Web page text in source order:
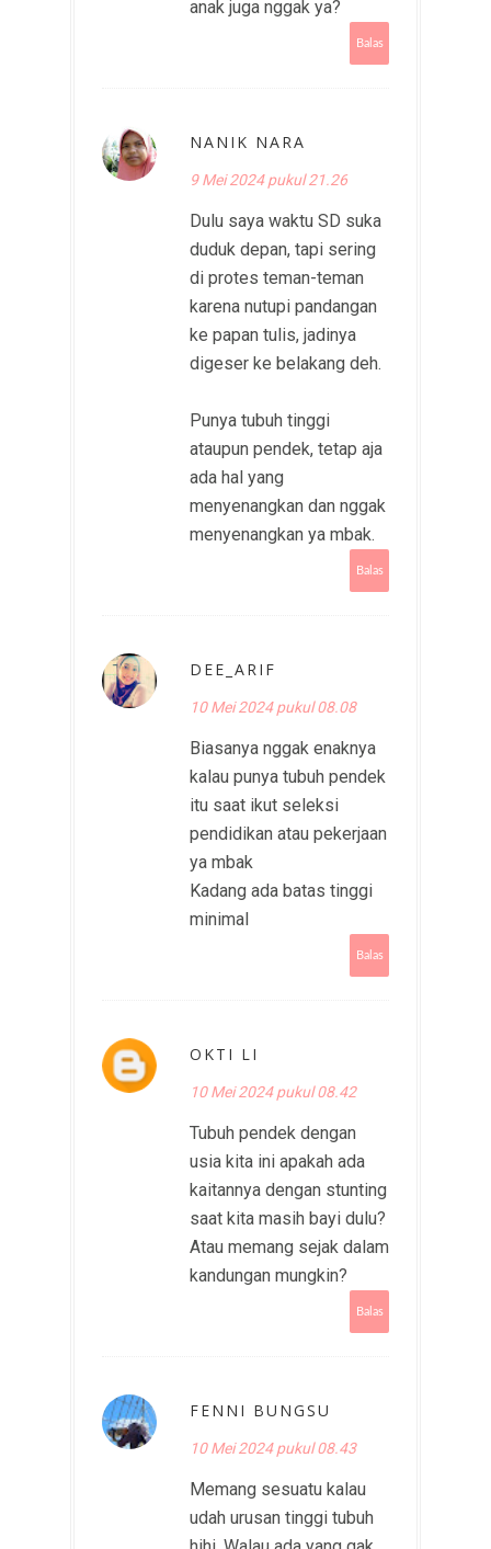
anak juga nggak ya?
Balas
NANIK NARA
9 Mei 2024 pukul 21.26
Dulu saya waktu SD suka
duduk depan, tapi sering
di protes teman-teman
karena nutupi pandangan
ke papan tulis, jadinya
digeser ke belakang deh.
Punya tubuh tinggi
ataupun pendek, tetap aja
ada hal yang
menyenangkan dan nggak
menyenangkan ya mbak.
Balas
DEE_ARIF
10 Mei 2024 pukul 08.08
Biasanya nggak enaknya
kalau punya tubuh pendek
itu saat ikut seleksi
pendidikan atau pekerjaan
ya mbak
Kadang ada batas tinggi
minimal
Balas
OKTI LI
10 Mei 2024 pukul 08.42
Tubuh pendek dengan
usia kita ini apakah ada
kaitannya dengan stunting
saat kita masih bayi dulu?
Atau memang sejak dalam
kandungan mungkin?
Balas
FENNI BUNGSU
10 Mei 2024 pukul 08.43
Memang sesuatu kalau
udah urusan tinggi tubuh